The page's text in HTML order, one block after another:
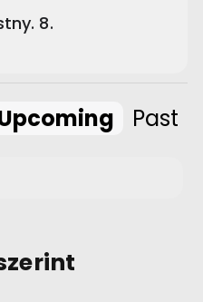
8.
Past